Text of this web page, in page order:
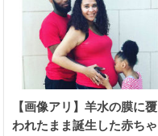
【画像アリ】羊水の膜に覆
われたまま誕生した赤ちゃ